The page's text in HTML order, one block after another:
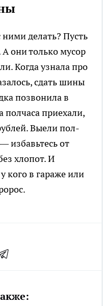
делать? Пусть
они только мусор
Когда узнала про
сдать шины
позвонила в
приехали,
Выели пол-
избавьтесь от
хлопот. И
кого в гараже или